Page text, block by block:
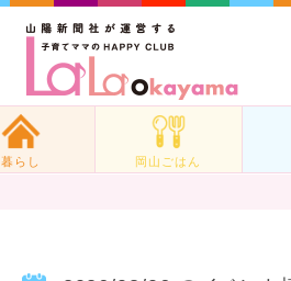
暮らし 岡山ごはん